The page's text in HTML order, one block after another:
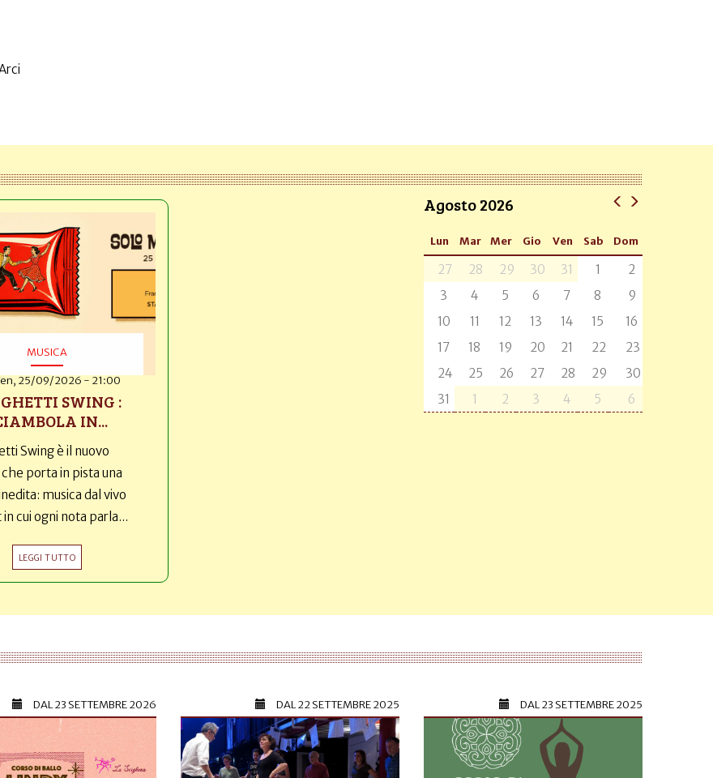
MUSICA
25/09/2026 - 21:00
SWING :
IN...
Swing è il nuovo
porta in pista una
musica dal vivo
in cui ogni nota parla...
LEGGI TUTTO
Agosto 2026
Lun Mar Mer Gio Ven Sab Dom
27 28 29 30 31 1
2
3
4 5 6 7 8
9
10
11 12 13 14 15
16
17
18 19 20 21 22
23
24
25 26 27 28 29
30
31
1 2 3 4 5 6
DAL23 SETTEMBRE 2026 DAL22 SETTEMBRE 2025 DAL23 SETTEMBRE 2025